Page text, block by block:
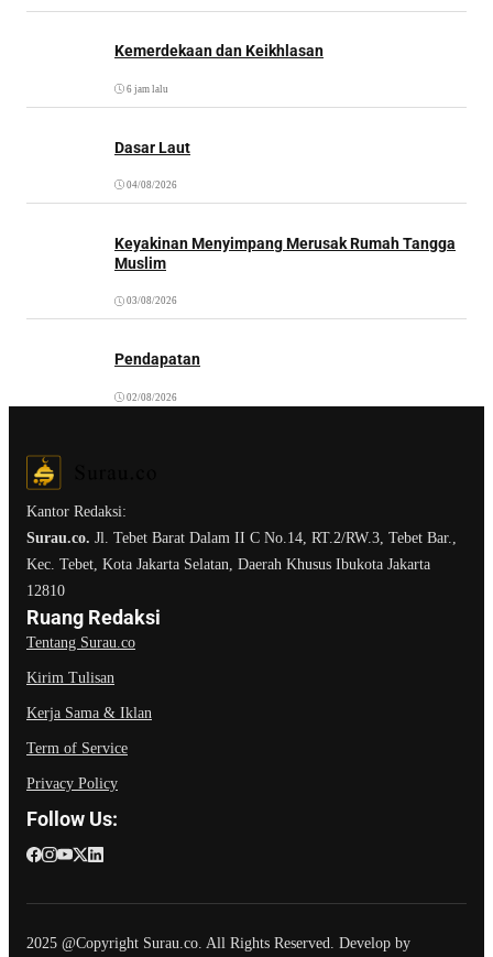
Kemerdekaan dan Keikhlasan
6 jam lalu
Dasar Laut
04/08/2026
Keyakinan Menyimpang Merusak Rumah Tangga
Muslim
03/08/2026
Pendapatan
02/08/2026
Kantor Redaksi:
Surau.co. Jl. Tebet Barat Dalam II C No.14, RT.2/RW.3, Tebet Bar.,
Kec. Tebet, Kota Jakarta Selatan, Daerah Khusus Ibukota Jakarta
12810
Ruang Redaksi
Tentang Surau.co
Kirim Tulisan
Kerja Sama & Iklan
Term of Service
Privacy Policy
Follow Us:
2025 @Copyright Surau.co. All Rights Reserved. Develop by